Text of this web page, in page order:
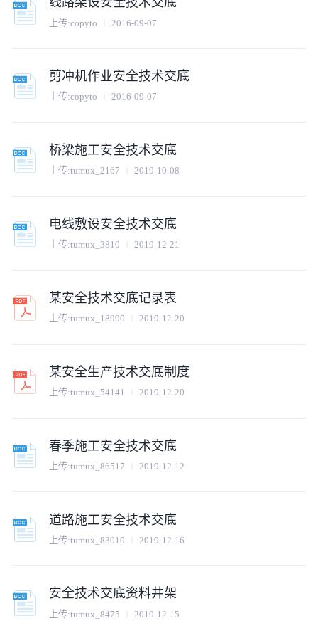
上传:copyto 2016-09-07
剪冲机作业安全技术交底
上传:copyto 2016-09-07
桥梁施工安全技术交底
上传:tumux_2167 2019-10-08
电线敷设安全技术交底
上传:tumux_3810 2019-12-21
某安全技术交底记录表
上传:tumux_18990 2019-12-20
某安全生产技术交底制度
上传:tumux_54141 2019-12-20
春季施工安全技术交底
上传:tumux_86517 2019-12-12
道路施工安全技术交底
上传:tumux_83010 2019-12-16
安全技术交底资料井架
上传:tumux_8475 2019-12-15